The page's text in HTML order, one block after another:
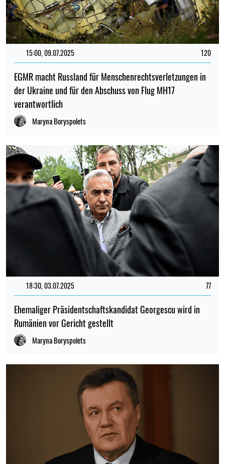
15:00, 09.07.2025 120
EGMR macht Russland für Menschenrechtsverletzungen in
der Ukraine und für den Abschuss von Flug MH17
verantwortlich
Maryna Boryspolets
18:30, 03.07.2025 77
Ehemaliger Präsidentschaftskandidat Georgescu wird in
Rumänien vor Gericht gestellt
Maryna Boryspolets